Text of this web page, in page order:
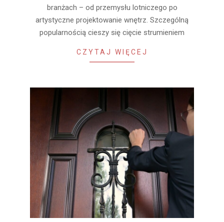
branżach – od przemysłu lotniczego po
artystyczne projektowanie wnętrz. Szczególną
popularnością cieszy się cięcie strumieniem
CZYTAJ WIĘCEJ